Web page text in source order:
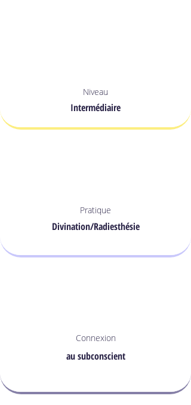
Niveau
Intermédiaire
Pratique
Divination/Radiesthésie
Connexion
au subconscient